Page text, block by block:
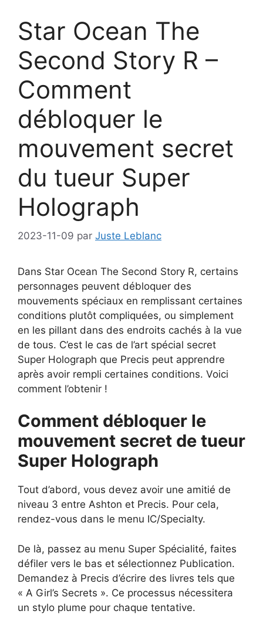
Star Ocean The
Second Story R –
Comment
débloquer le
mouvement secret
du tueur Super
Holograph
2023-11-09 par Juste Leblanc
Dans Star Ocean The Second Story R, certains
personnages peuvent débloquer des
mouvements spéciaux en remplissant certaines
conditions plutôt compliquées, ou simplement
en les pillant dans des endroits cachés à la vue
de tous. C’est le cas de l’art spécial secret
Super Holograph que Precis peut apprendre
après avoir rempli certaines conditions. Voici
comment l’obtenir !
Comment débloquer le
mouvement secret de tueur
Super Holograph
Tout d’abord, vous devez avoir une amitié de
niveau 3 entre Ashton et Precis. Pour cela,
rendez-vous dans le menu IC/Specialty.
De là, passez au menu Super Spécialité, faites
défiler vers le bas et sélectionnez Publication.
Demandez à Precis d’écrire des livres tels que
« A Girl’s Secrets ». Ce processus nécessitera
un stylo plume pour chaque tentative.